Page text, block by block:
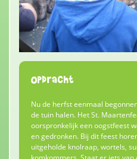
Opdracht
Nu de herfst eenmaal
de tuin halen. Het St.
oorspronkelijk een oogstfeest
en gedronken. Bij dit feest
uitgeholde knolraap, wortels,